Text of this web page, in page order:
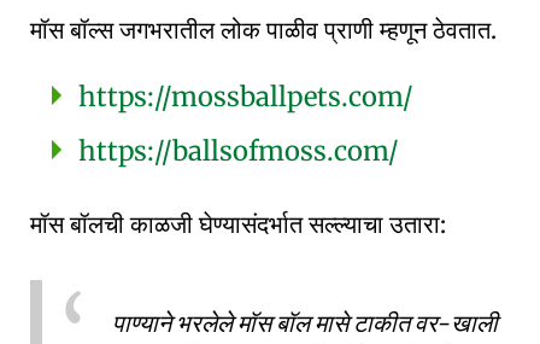
मॉस बॉल्स जगभरातील लोक पाळीव प्राणी म्हणून ठेवतात.
https://mossballpets.com/
https://ballsofmoss.com/
मॉस बॉलची काळजी घेण्यासंदर्भात सल्ल्याचा उतारा:
पाण्याने भरलेले मॉस बॉल मासे टाकीत वर-खाली